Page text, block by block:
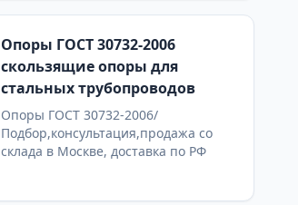
Опоры ГОСТ 30732-2006
скользящие опоры для
стальных трубопроводов
Опоры ГОСТ 30732-2006/
Подбор,консультация,продажа со
склада в Москве, доставка по РФ